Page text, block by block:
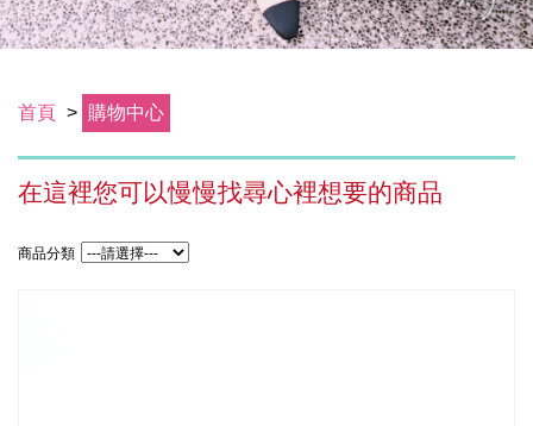
首頁 > 購物中心
在這裡您可以慢慢找尋心裡想要的商品
商品分類